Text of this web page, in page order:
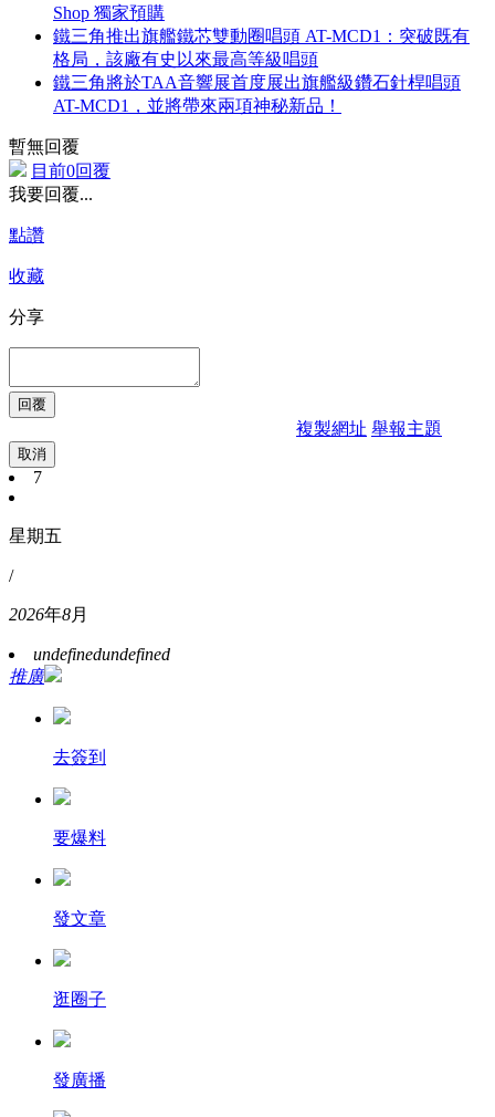
Shop 獨家預購
鐵三角推出旗艦鐵芯雙動圈唱頭 AT-MCD1：突破既有
格局，該廠有史以來最高等級唱頭
鐵三角將於TAA音響展首度展出旗艦級鑽石針桿唱頭
AT-MCD1，並將帶來兩項神秘新品！
暫無回覆
目前0回覆
我要回覆...
點讚
收藏
分享
複製網址 舉報主題
取消
7
星期五
/
2026年8月
undefinedundefined
推廣
去簽到
要爆料
發文章
逛圈子
發廣播